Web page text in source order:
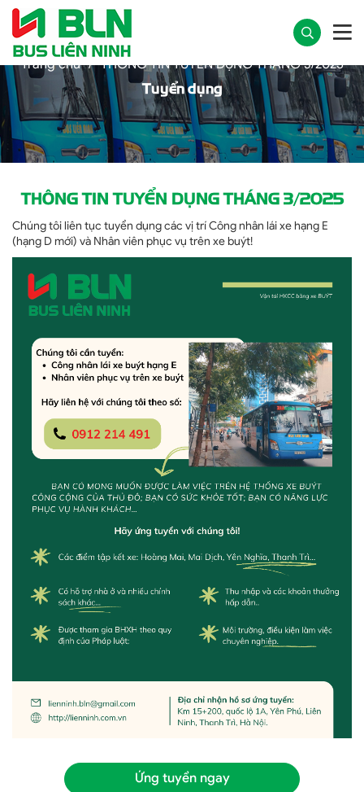
Tuyển dụng
Trang chủ THÔNG TIN TUYỂN DỤNG THÁNG 3/2025
THÔNG TIN TUYỂN DỤNG THÁNG 3/2025
Chúng tôi liên tục tuyển dụng các vị trí Công nhân lái xe hạng E
(hạng D mới) và Nhân viên phục vụ trên xe buýt!
Ứng tuyển ngay